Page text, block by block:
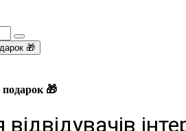
🎁
🎁